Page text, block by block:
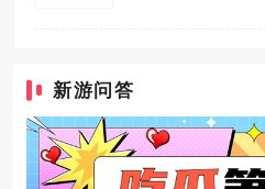
新游问答